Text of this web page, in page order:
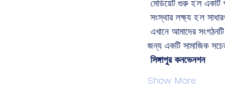
মেডিয়েট গুরু হ'ল একটি
সংস্থার লক্ষ্য হ'ল
জন্য একটি সামাজিক
সিঙ্গাপুর কনভেনশন
Show More